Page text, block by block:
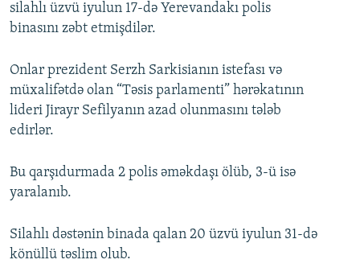
silahlı üzvü iyulun 17-də Yerevandakı polis
binasını zəbt etmişdilər.
Onlar prezident Serzh Sarkisianın istefası və
müxalifətdə olan “Təsis parlamenti” hərəkatının
lideri Jirayr Sefilyanın azad olunmasını tələb
edirlər.
Bu qarşıdurmada 2 polis əməkdaşı ölüb, 3-ü isə
yaralanıb.
Silahlı dəstənin binada qalan 20 üzvü iyulun 31-də
könüllü təslim olub.